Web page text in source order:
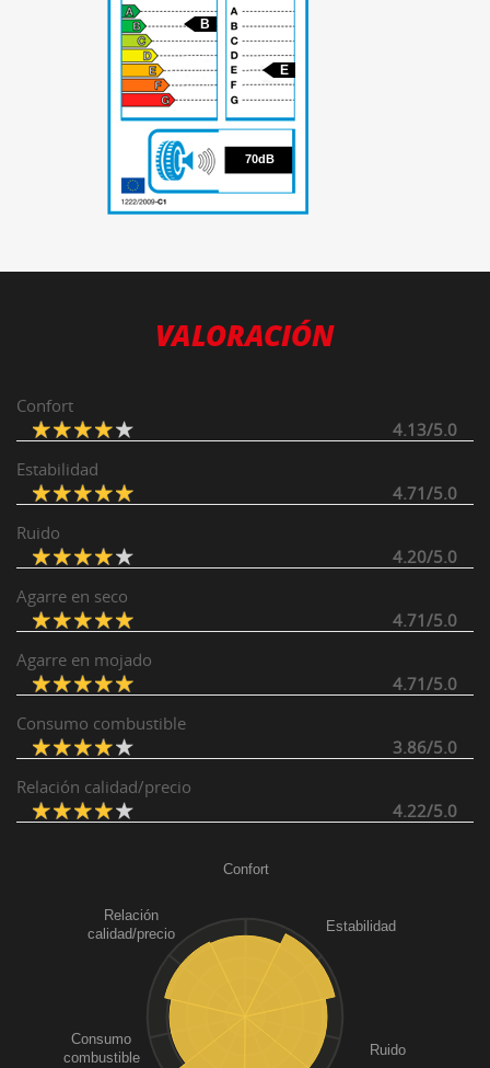
70
B
E
70dB
VALORACIÓN
Confort
4.13/5.0
Estabilidad
4.71/5.0
Ruido
4.20/5.0
Agarre en seco
4.71/5.0
Agarre en mojado
4.71/5.0
Consumo combustible
3.86/5.0
Relación calidad/precio
4.22/5.0
Confort
Estabilidad
Ruido
Consumo
combustible
Relación
calidad/precio